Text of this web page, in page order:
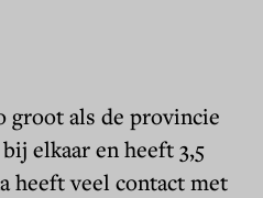
groot als de provincie
elkaar en heeft 3,5
heeft veel contact met